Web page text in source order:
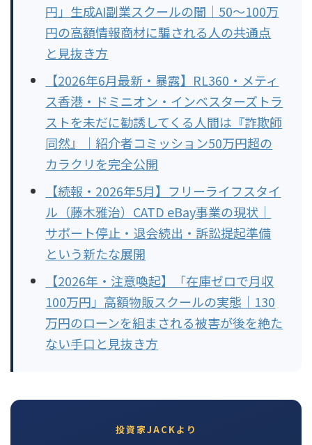
円」生成AI副業スクールの闇｜50〜100万
円の高額情報商材に騙される人の共通点
と見抜き方
【2026年6月最新・暴露】RL360・メティ
ス香港・ドミニオン・インベスターズトラ
ストを未だに勧誘してくる人間は『詐欺師
同然』｜紹介者コミッション50万円超の
カラクリを完全公開
【続報・2026年5月】フリーライフスタイ
ル（藤木雅治）CATD eBay事業の現状｜
サポート停止・退会続出・訴訟提起準備
という新たな展開
【2026年・注意喚起】「在庫ゼロで月収
100万円」高額物販スクールの実態｜130
万円のローンを組まされる被害が後を絶た
ない手口と見抜き方
投資家JACKより